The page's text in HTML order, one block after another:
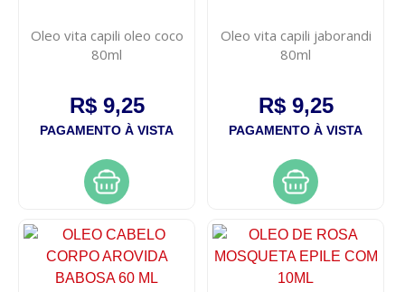
Oleo vita capili oleo coco
80ml
R$ 9,25
PAGAMENTO À VISTA
Oleo vita capili jaborandi
80ml
R$ 9,25
PAGAMENTO À VISTA